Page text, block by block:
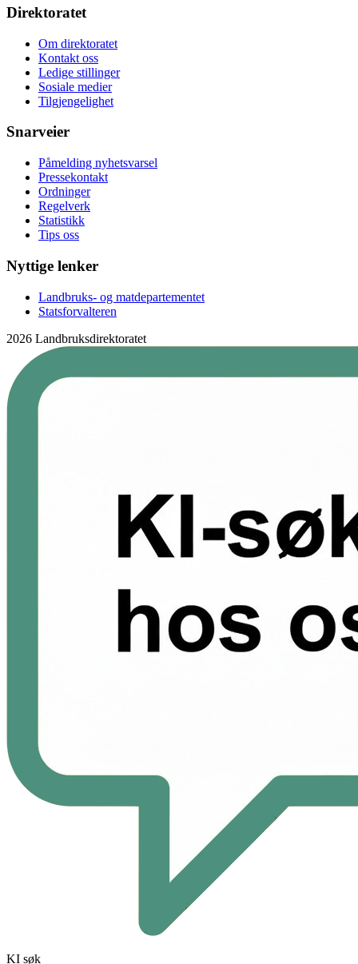
Direktoratet
Om direktoratet
Kontakt oss
Ledige stillinger
Sosiale medier
Tilgjengelighet
Snarveier
Påmelding nyhetsvarsel
Pressekontakt
Ordninger
Regelverk
Statistikk
Tips oss
Nyttige lenker
Landbruks- og matdepartementet
Statsforvalteren
2026 Landbruksdirektoratet
KI søk